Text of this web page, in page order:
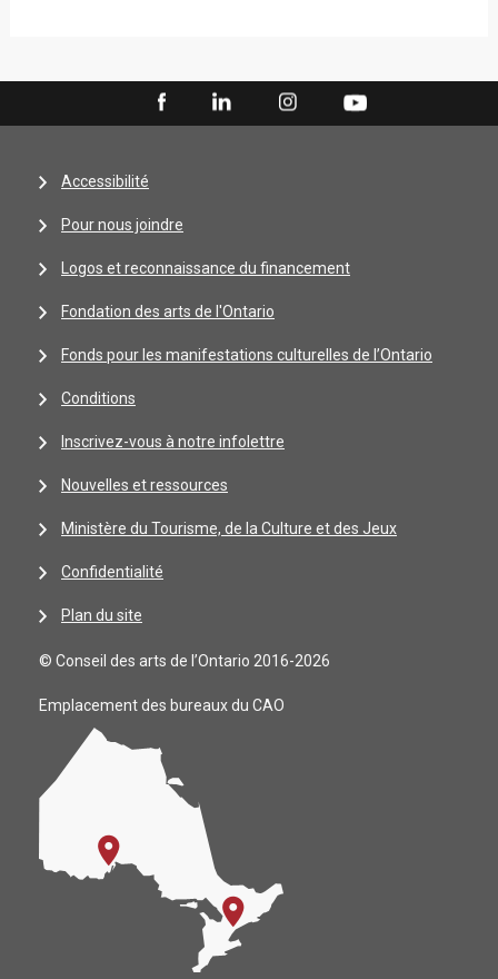
Accessibilité
Pour nous joindre
Logos et reconnaissance du financement
Fondation des arts de l'Ontario
Fonds pour les manifestations culturelles de l’Ontario
Conditions
Inscrivez-vous à notre infolettre
Nouvelles et ressources
Ministère du Tourisme, de la Culture et des Jeux
Confidentialité
Plan du site
© Conseil des arts de l’Ontario 2016-2026
Emplacement des bureaux du CAO